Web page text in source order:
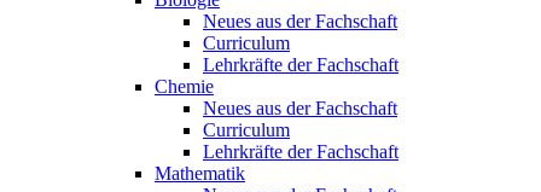
Neues aus der Fachschaft
Curriculum
Lehrkräfte der Fachschaft
Chemie
Neues aus der Fachschaft
Curriculum
Lehrkräfte der Fachschaft
Mathematik